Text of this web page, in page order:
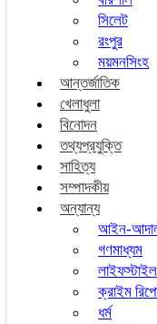
সিলেট
রংপুর
ময়মনসিংহ
আন্তর্জাতিক
খেলাধুলা
বিনোদন
তথ্যপ্রযুক্তি
সাহিত্য
সম্পাদকীয়
অন্যান্য
আইন-
গণমাধ্যম
লাইফস্টাইল
ক্রাইম
ধর্ম